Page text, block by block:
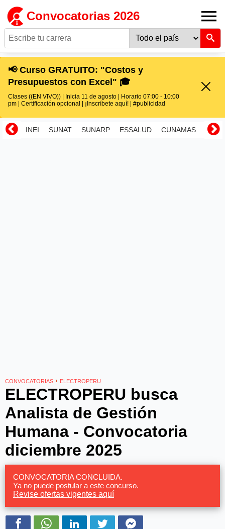
Convocatorias 2026
📢 Curso GRATUITO: "Costos y
Presupuestos con Excel" 🎓
Clases ((EN VIVO)) | Inicia 11 de agosto | Horario 07:00 - 10:00
pm | Certificación opcional | ¡Inscríbete aquí! | #publicidad
INEI SUNAT SUNARP ESSALUD CUNAMAS
CONVOCATORIAS › ELECTROPERU
ELECTROPERU busca
Analista de Gestión
Humana - Convocatoria
diciembre 2025
CONVOCATORIA CONCLUIDA.
Ya no puede postular a este concurso.
Revise ofertas vigentes aquí